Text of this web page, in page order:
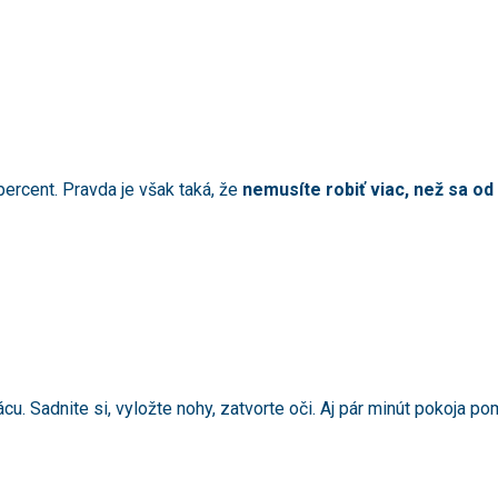
Pravda je však taká, že nemusíte robiť viac, než sa
Sadnite si, vyložte nohy, zatvorte oči. Aj pár minút pokoja